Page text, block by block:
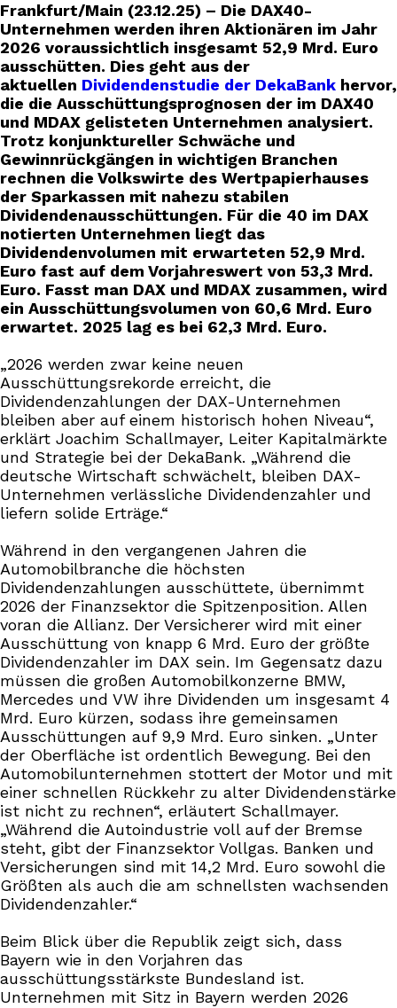
Frankfurt/Main (23.12.25) – Die DAX40-
Unternehmen werden ihren Aktionären im Jahr
2026 voraussichtlich insgesamt 52,9 Mrd. Euro
ausschütten. Dies geht aus der
aktuellen Dividendenstudie der DekaBank hervor,
die die Ausschüttungsprognosen der im DAX40
und MDAX gelisteten Unternehmen analysiert.
Trotz konjunktureller Schwäche und
Gewinnrückgängen in wichtigen Branchen
rechnen die Volkswirte des Wertpapierhauses
der Sparkassen mit nahezu stabilen
Dividendenausschüttungen. Für die 40 im DAX
notierten Unternehmen liegt das
Dividendenvolumen mit erwarteten 52,9 Mrd.
Euro fast auf dem Vorjahreswert von 53,3 Mrd.
Euro. Fasst man DAX und MDAX zusammen, wird
ein Ausschüttungsvolumen von 60,6 Mrd. Euro
erwartet. 2025 lag es bei 62,3 Mrd. Euro.
„2026 werden zwar keine neuen
Ausschüttungsrekorde erreicht, die
Dividendenzahlungen der DAX-Unternehmen
bleiben aber auf einem historisch hohen Niveau“,
erklärt Joachim Schallmayer, Leiter Kapitalmärkte
und Strategie bei der DekaBank. „Während die
deutsche Wirtschaft schwächelt, bleiben DAX-
Unternehmen verlässliche Dividendenzahler und
liefern solide Erträge.“
Während in den vergangenen Jahren die
Automobilbranche die höchsten
Dividendenzahlungen ausschüttete, übernimmt
2026 der Finanzsektor die Spitzenposition. Allen
voran die Allianz. Der Versicherer wird mit einer
Ausschüttung von knapp 6 Mrd. Euro der größte
Dividendenzahler im DAX sein. Im Gegensatz dazu
müssen die großen Automobilkonzerne BMW,
Mercedes und VW ihre Dividenden um insgesamt 4
Mrd. Euro kürzen, sodass ihre gemeinsamen
Ausschüttungen auf 9,9 Mrd. Euro sinken. „Unter
der Oberfläche ist ordentlich Bewegung. Bei den
Automobilunternehmen stottert der Motor und mit
einer schnellen Rückkehr zu alter Dividendenstärke
ist nicht zu rechnen“, erläutert Schallmayer.
„Während die Autoindustrie voll auf der Bremse
steht, gibt der Finanzsektor Vollgas. Banken und
Versicherungen sind mit 14,2 Mrd. Euro sowohl die
Größten als auch die am schnellsten wachsenden
Dividendenzahler.“
Beim Blick über die Republik zeigt sich, dass
Bayern wie in den Vorjahren das
ausschüttungsstärkste Bundesland ist.
Unternehmen mit Sitz in Bayern werden 2026